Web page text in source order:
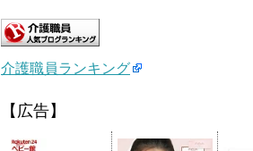
介護職員ランキング
【広告】